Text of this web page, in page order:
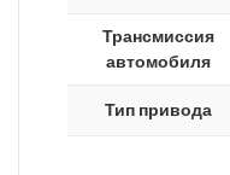
Трансмиссия
автомобиля
Тип привода